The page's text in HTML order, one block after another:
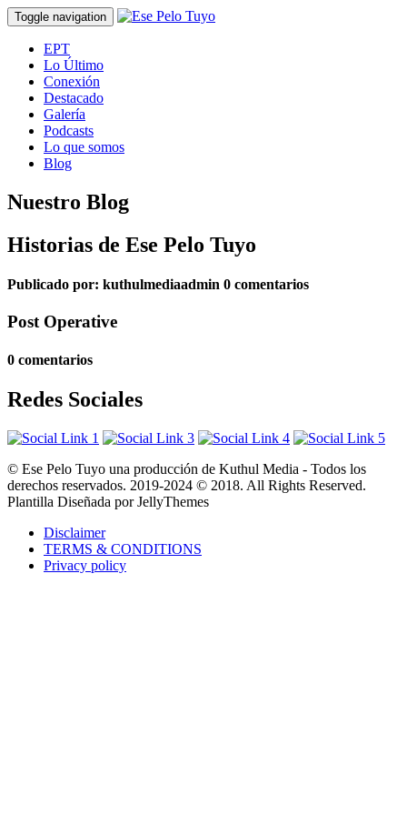
Toggle navigation
EPT
Lo Último
Conexión
Destacado
Galería
Podcasts
Lo que somos
Blog
Nuestro Blog
Historias de Ese Pelo Tuyo
Publicado por: kuthulmediaadmin 0 comentarios
Post Operative
0 comentarios
Redes Sociales
© Ese Pelo Tuyo una producción de Kuthul Media - Todos los
derechos reservados. 2019-2024 © 2018. All Rights Reserved.
Plantilla Diseñada por JellyThemes
Disclaimer
TERMS & CONDITIONS
Privacy policy